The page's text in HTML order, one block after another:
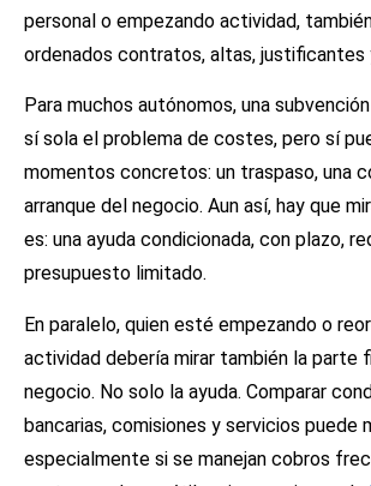
personal o empezando actividad,
ordenados contratos, altas, justificantes
Para muchos autónomos, una
sí sola el problema de costes, pero sí
momentos concretos: un traspaso, una
arranque del negocio. Aun así, hay que
es: una ayuda condicionada, con plazo,
presupuesto limitado.
En paralelo, quien esté empezando o
actividad debería mirar también la parte
negocio. No solo la ayuda. Comparar
bancarias, comisiones y servicios puede
especialmente si se manejan cobros